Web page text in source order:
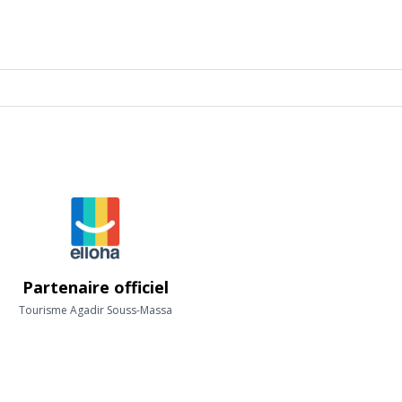
Partenaire officiel
Tourisme Agadir Souss-Massa